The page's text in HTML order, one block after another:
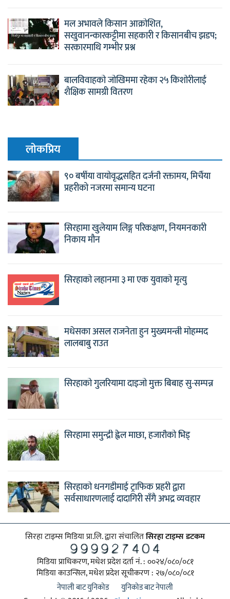
मल अभावले किसान आक्रोशित,
सखुवानन्कारकट्टीमा सहकारी र किसानबीच झडप;
सरकारमाथि गम्भीर प्रश्न
बालविवाहको जोखिममा रहेका २५ किशोरीलाई
शैक्षिक सामग्री वितरण
लाेकप्रिय
९० बर्षीया वायोवृद्धसहित दर्जनौ रक्तामय, मिर्चैया
प्रहरीको नजरमा समान्य घटना
सिरहामा खुलेयाम लिङ्ग परिकक्षण, नियमनकारी
निकाय मौन
सिरहाको लहानमा ३ मा एक युवाको मृत्यु
मधेसका असल राजनेता हुन मुख्यमन्त्री मोहम्मद
लालबाबु राउत
सिरहाको गुलरियामा दाइजो मुक्त बिबाह सु-सम्पन्न
सिरहामा समुन्द्री ह्वेल माछा, हजारौको भिड्
सिरहाको धनगडीमाई ट्राफिक प्रहरी द्वारा
सर्वसाधारणलाई दादागिरी सँगै अभद्र व्यवहार
सिरहा टाइम्स मिडिया प्रा.लि. द्वारा संचालितसिरहा टाइम्स डटकम
मिडिया प्राधिकरण, मधेश प्रदेश दर्ता नं. : ००२४/०८०/०८१
मिडिया काउन्सिल, मधेश प्रदेश सूचीकरण : २७/०८०/०८१
नेपाली बाट युनिकोड युनिकोड बाट नेपाली